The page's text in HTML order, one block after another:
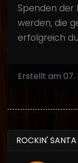
Spenden der
werden, die
erfolgreich
Erstellt am 07.
ROCKIN' SANTA